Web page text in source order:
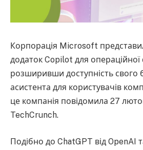
Корпорація Microsoft
додаток Copilot для операційної
розширивши доступність
асистента для користувачів
це компанія повідомила 27
TechCrunch.
Подібно до ChatGPT від OpenAI